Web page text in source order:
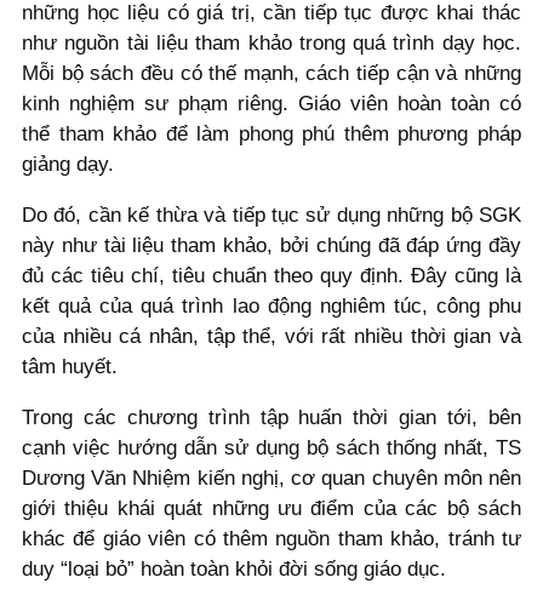
những học liệu có giá trị, cần tiếp tục được khai thác
như nguồn tài liệu tham khảo trong quá trình dạy học.
Mỗi bộ sách đều có thế mạnh, cách tiếp cận và những
kinh nghiệm sư phạm riêng. Giáo viên hoàn toàn có
thể tham khảo để làm phong phú thêm phương pháp
giảng dạy.
Do đó, cần kế thừa và tiếp tục sử dụng những bộ SGK
này như tài liệu tham khảo, bởi chúng đã đáp ứng đầy
đủ các tiêu chí, tiêu chuẩn theo quy định. Đây cũng là
kết quả của quá trình lao động nghiêm túc, công phu
của nhiều cá nhân, tập thể, với rất nhiều thời gian và
tâm huyết.
Trong các chương trình tập huấn thời gian tới, bên
cạnh việc hướng dẫn sử dụng bộ sách thống nhất, TS
Dương Văn Nhiệm kiến nghị, cơ quan chuyên môn nên
giới thiệu khái quát những ưu điểm của các bộ sách
khác để giáo viên có thêm nguồn tham khảo, tránh tư
duy “loại bỏ” hoàn toàn khỏi đời sống giáo dục.